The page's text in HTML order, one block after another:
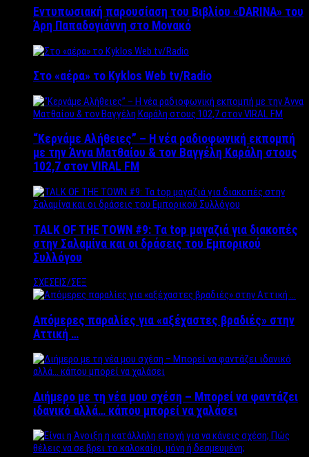
Εντυπωσιακή παρουσίαση του Βιβλίου «DARINA» του
Άρη Παπαδογιάννη στο Μονακό
Στο «αέρα» το Kyklos Web tv/Radio
“Kερνάμε Αλήθειες” – Η νέα ραδιοφωνική εκπομπή
με την Άννα Ματθαίου & τον Βαγγέλη Καράλη στους
102,7 στον VIRAL FM
TALK OF THE TOWN #9: Τα top μαγαζιά για διακοπές
στην Σαλαμίνα και οι δράσεις του Εμπορικού
Συλλόγου
ΣΧΕΣΕΙΣ/ΣΕΞ
Απόμερες παραλίες για «αξέχαστες βραδιές» στην
Αττική …
Διήμερο με τη νέα μου σχέση – Μπορεί να φαντάζει
ιδανικό αλλά… κάπου μπορεί να χαλάσει